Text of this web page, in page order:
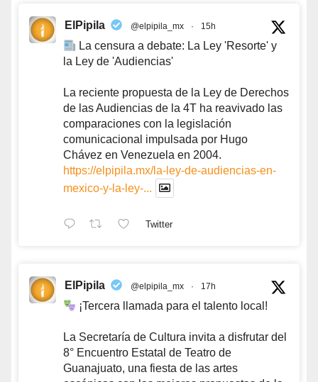
ElPipila @elpipila_mx · 15h
La censura a debate: La Ley 'Resorte' y
la Ley de 'Audiencias'
La reciente propuesta de la Ley de Derechos
de las Audiencias de la 4T ha reavivado las
comparaciones con la legislación
comunicacional impulsada por Hugo
Chávez en Venezuela en 2004.
https://elpipila.mx/la-ley-de-audiencias-en-
mexico-y-la-ley-...
Twitter
ElPipila @elpipila_mx · 17h
¡Tercera llamada para el talento local!
La Secretaría de Cultura invita a disfrutar del
8° Encuentro Estatal de Teatro de
Guanajuato, una fiesta de las artes